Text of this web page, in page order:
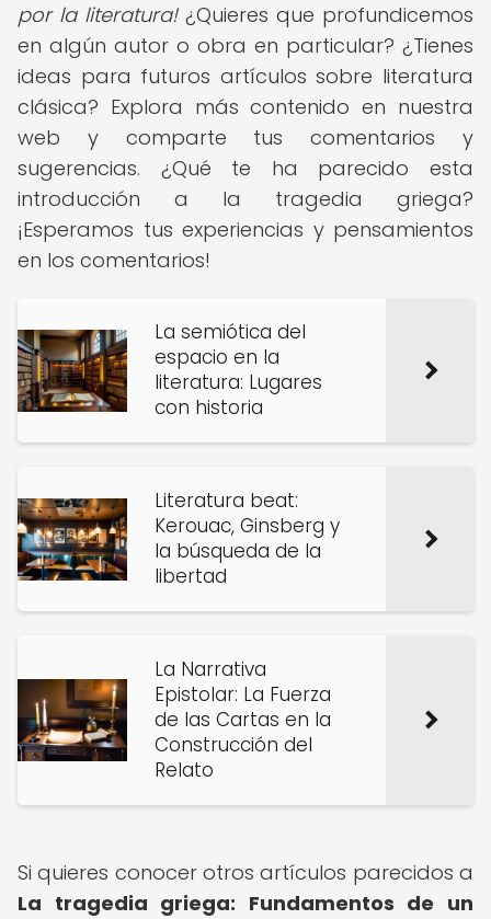
por la literatura!¿Quieres que profundicemos
en algún autor o obra en particular? ¿Tienes
ideas para futuros artículos sobre literatura
clásica? Explora más contenido en nuestra
web y comparte tus comentarios y
sugerencias. ¿Qué te ha parecido esta
introducción a la tragedia griega?
¡Esperamos tus experiencias y pensamientos
en los comentarios!
La semiótica del
espacio en la
literatura: Lugares
con historia
Literatura beat:
Kerouac, Ginsberg y
la búsqueda de la
libertad
La Narrativa
Epistolar: La Fuerza
de las Cartas en la
Construcción del
Relato
Si quieres conocer otros artículos parecidos a
La tragedia griega: Fundamentos de un